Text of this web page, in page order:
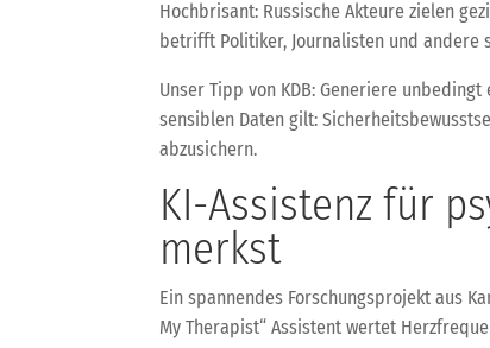
Hochbrisant: Russische Akteure zielen
betrifft Politiker, Journalisten und andere
Unser Tipp von KDB: Generiere
sensiblen Daten gilt:
abzusichern.
KI-Assistenz für
merkst
Ein spannendes Forschungsprojekt aus
My Therapist“ Assistent wertet